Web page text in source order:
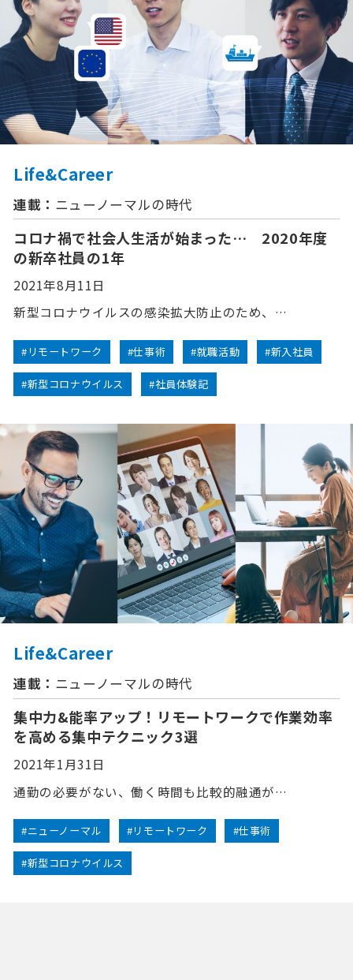
Life&Career
連載： ニューノーマルの時代
コロナ禍で社会人生活が始まった… 2020年度
の新卒社員の1年
2021年8月11日
新型コロナウイルスの感染拡大防止のため、…
#リモートワーク #仕事術 #就職活動 #新入社員
#新型コロナウイルス #社員体験記
Life&Career
連載： ニューノーマルの時代
集中力&能率アップ！リモートワークで作業効率
を高める集中テクニック3選
2021年1月31日
通勤の必要がない、働く時間も比較的融通が…
#ニューノーマル #リモートワーク #仕事術
#新型コロナウイルス